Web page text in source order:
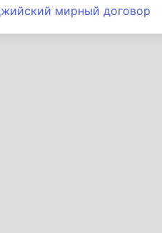
мирный договор